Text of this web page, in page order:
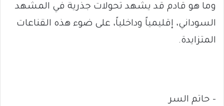
وما هو قادم قد يشهد تحولات جذرية في المشهد
السوداني، إقليمياً وداخلياً، على ضوء هذه القناعات
المتزايدة.
– حاتم السر